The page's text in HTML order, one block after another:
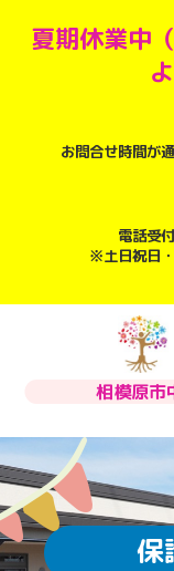
夏期休業中
お問合せ時間が
電話受
※土日祝日
相模原市
保